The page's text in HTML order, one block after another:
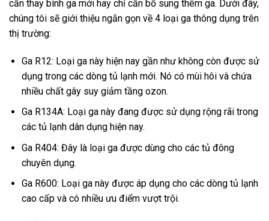
cần thay bình ga mới hay chỉ cần bổ sung thêm ga. Dưới đây,
chúng tôi sẽ giới thiệu ngắn gọn về 4 loại ga thông dụng trên
thị trường:
Ga R12: Loại ga này hiện nay gần như không còn được sử
dụng trong các dòng tủ lạnh mới. Nó có mùi hôi và chứa
nhiều chất gây suy giảm tầng ozon.
Ga R134A: Loại ga này đang được sử dụng rộng rãi trong
các tủ lạnh dân dụng hiện nay.
Ga R404: Đây là loại ga được dùng cho các tủ đông
chuyên dụng.
Ga R600: Loại ga này được áp dụng cho các dòng tủ lạnh
cao cấp và có nhiều ưu điểm vượt trội.